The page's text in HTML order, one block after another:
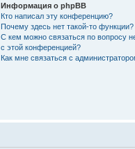
Информация о phpBB
Кто написал эту конференцию?
Почему здесь нет такой-то функции?
С кем можно связаться по вопросу
с этой конференцией?
Как мне связаться с